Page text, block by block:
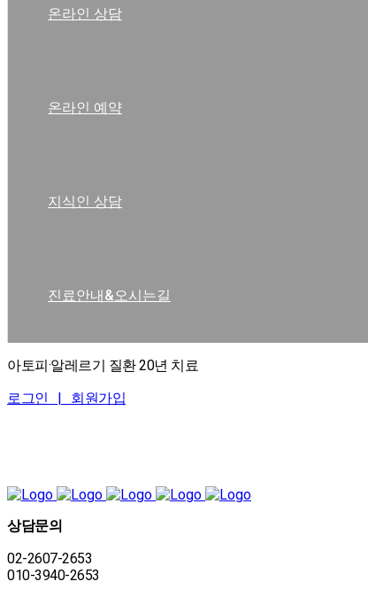
온라인 상담
온라인 예약
지식인 상담
진료안내&오시는길
아토피·알레르기 질환 20년 치료
로그인 | 회원가입
상담문의
02-2607-2653
010-3940-2653